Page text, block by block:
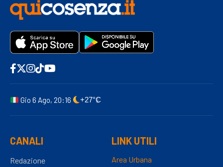
Gio 6 Ago, 20:16 +27°C
CANALI
Redazione
LINK UTILI
Area Urbana